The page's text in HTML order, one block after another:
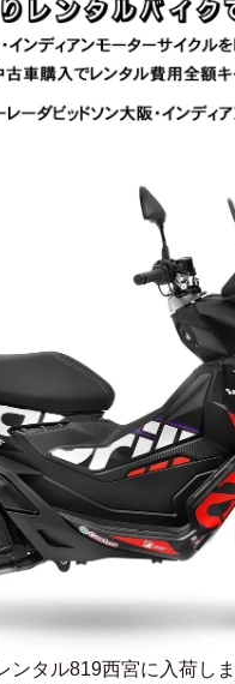
ンタル819西宮に入荷し